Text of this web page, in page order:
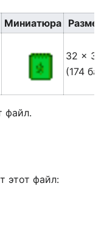
Миниатюра
32 × 32
(174
файл.
этот файл: